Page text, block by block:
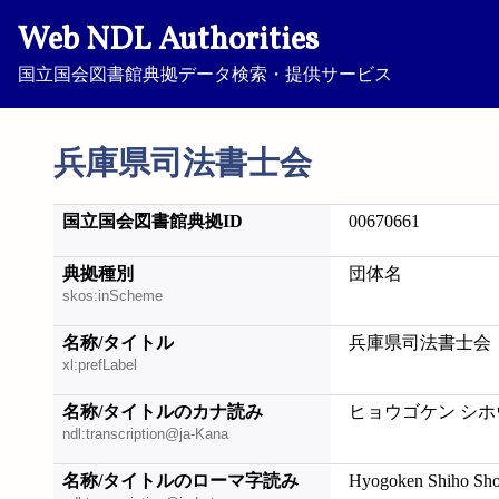
Web NDL Authorities
国立国会図書館典拠データ検索・提供サービス
兵庫県司法書士会
国立国会図書館典拠ID 00670661
典拠種別
skos:inScheme
団体名
名称/タイトル
xl:prefLabel
兵庫県司法書士会
名称/タイトルのカナ読み
ndl:transcription@ja-Kana
ヒョウゴケン シ
名称/タイトルのローマ字読み Hyogoken Shiho